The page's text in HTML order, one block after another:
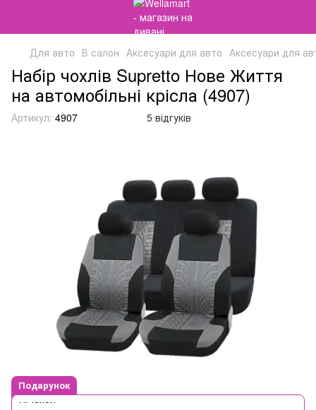
Для авто В салон Аксесуари для авто Аксесуари для
Набір чохлів Supretto Нове Життя
на автомобільні крісла (4907)
Артикул: 4907 5 відгуків
Подарунок